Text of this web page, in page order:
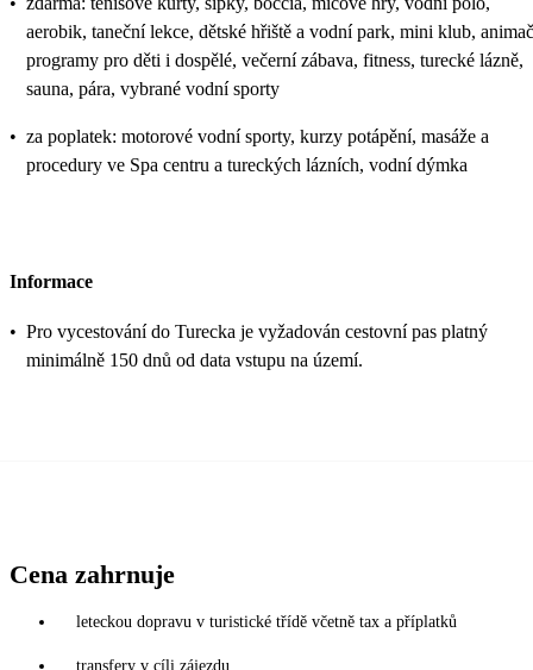
aerobik, taneční lekce, dětské hřiště a vodní park, mini klub,
programy pro děti i dospělé, večerní zábava, fitness, turecké lázně,
sauna, pára, vybrané vodní sporty
• za poplatek: motorové vodní sporty, kurzy potápění, masáže a
procedury ve Spa centru a tureckých lázních, vodní dýmka
Informace
• Pro vycestování do Turecka je vyžadován cestovní pas platný
minimálně 150 dnů od data vstupu na území.
Cena zahrnuje
leteckou dopravu v turistické třídě včetně tax a příplatků
transfery v cíli zájezdu